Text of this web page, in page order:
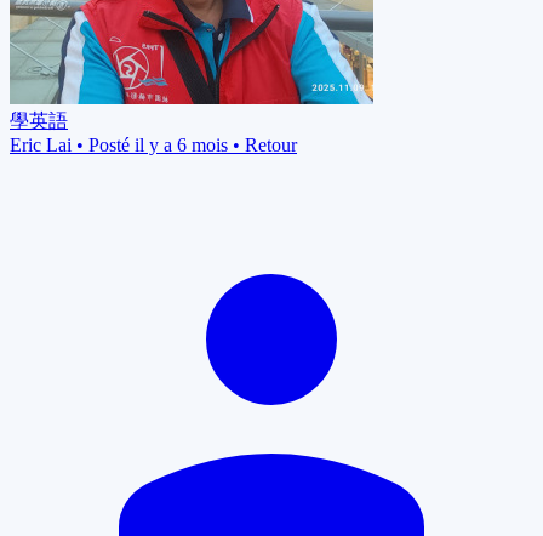
學英語
Eric Lai • Posté il y a 6 mois • Retour